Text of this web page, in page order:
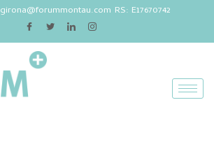
girona@forummontau.com RS: E17670742